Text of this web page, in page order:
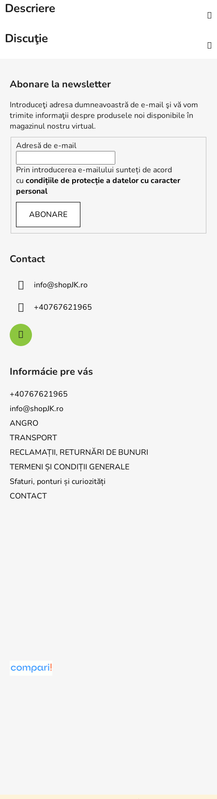
Descriere
Discuţie
Abonare la newsletter
Introduceţi adresa dumneavoastră de e-mail şi vă vom
trimite informaţii despre produsele noi disponibile în
magazinul nostru virtual.
Adresă de e-mail
Prin introducerea e-mailului sunteți de acord
cu condițiile de protecție a datelor cu caracter
personal
ABONARE
Contact
info@shopJK.ro
+40767621965
Informácie pre vás
+40767621965
info@shopJK.ro
ANGRO
TRANSPORT
RECLAMAȚII, RETURNĂRI DE BUNURI
TERMENI ȘI CONDIȚII GENERALE
Sfaturi, ponturi și curiozități
CONTACT